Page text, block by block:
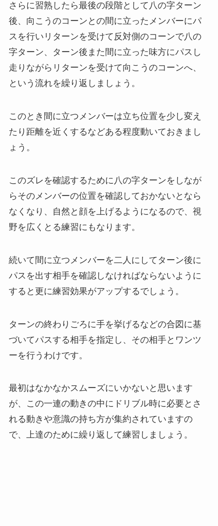
さらに習熟したら最後の段階として八の字ターン
後、向こうのコーンとの間に立ったメンバーにパ
スを行いリターンを受けて反対側のコーンで八の
字ターン、ターン後また間に立った味方にパスし
走りながらリターンを受けて向こうのコーンへ、
という流れを繰り返しましょう。
このとき間に立つメンバーは立ち位置を少し変え
たり距離を近くするなどある程度動いておきまし
ょう。
このズレを確認するために八の字ターンをしなが
らそのメンバーの位置を確認しておかないとなら
なくなり、自然と顔を上げるようになるので、視
野を広くとる練習にもなります。
続いて間に立つメンバーを二人にしてターン後に
パスを出す相手を確認しなければならないように
すると更に練習効果がアップするでしょう。
ターンの終わりごろに手を挙げるなどの合図に基
づいてパスする相手を指定し、その相手とワンツ
ーを行うわけです。
最初はなかなかスムーズにいかないと思います
が、この一連の動きの中にドリブル時に必要とさ
れる動きや意識の持ち方が集約されていますの
で、上達のために繰り返して練習しましょう。